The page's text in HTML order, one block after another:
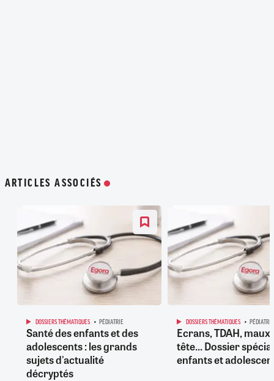
ARTICLES ASSOCIÉS
DOSSIERS THÉMATIQUES PÉDIATRIE
Santé des enfants et des
adolescents : les grands
sujets d'actualité
décryptés
DOSSIERS THÉMATIQUES PÉDIATRIE
Ecrans, TDAH, maux
tête... Dossier spécial
enfants et